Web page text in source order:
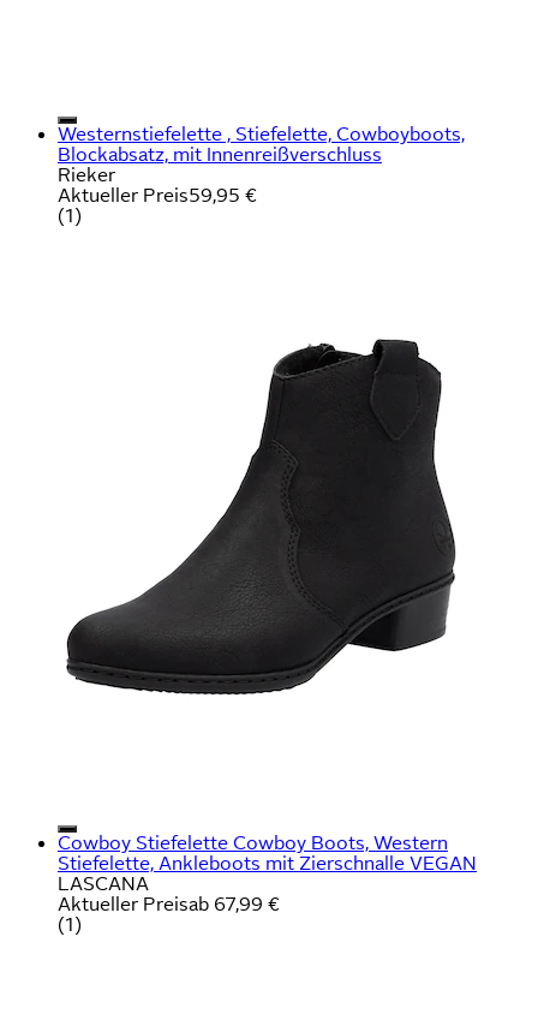
Westernstiefelette , Stiefelette, Cowboyboots,
Blockabsatz, mit Innenreißverschluss
Rieker
Aktueller Preis59,95 €
(1)
Cowboy Stiefelette Cowboy Boots, Western
Stiefelette, Ankleboots mit Zierschnalle VEGAN
LASCANA
Aktueller Preisab 67,99 €
(1)